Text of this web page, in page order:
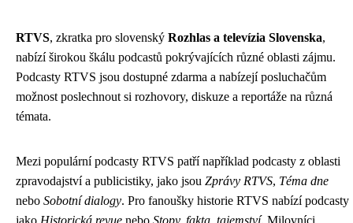
RTVS, zkratka pro slovenský Rozhlas a televízia Slovenska,
nabízí širokou škálu podcastů pokrývajících různé oblasti zájmu.
Podcasty RTVS jsou dostupné zdarma a nabízejí posluchačům
možnost poslechnout si rozhovory, diskuze a reportáže na různá
témata.
Mezi populární podcasty RTVS patří například podcasty z oblasti
zpravodajství a publicistiky, jako jsou Zprávy RTVS, Téma dne
nebo Sobotní dialogy. Pro fanoušky historie RTVS nabízí podcasty
jako Historická revue nebo Stopy, fakta, tajemství. Milovníci